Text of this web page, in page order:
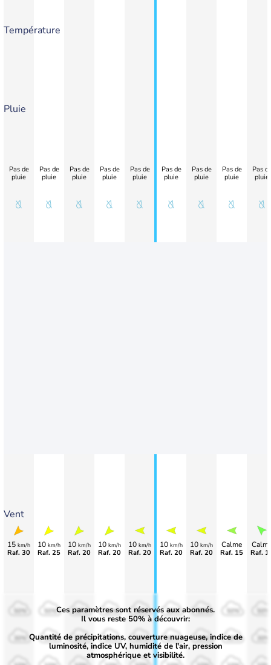
Température
Pluie
Vent
Pas de
pluie
15 km/h
Raf. 30
Pas de
pluie
10 km/h
Raf. 25
Pas de
pluie
10 km/h
Raf. 20
Pas de
pluie
10 km/h
Raf. 20
Pas de
pluie
10 km/h
Raf. 20
Pas de
pluie
10 km/h
Raf. 20
Pas de
pluie
10 km/h
Raf. 20
Pas de
pluie
Calme
Raf. 15
Pas
pluie
Raf.
50%
30%
50%
30%
50%
30%
50%
30%
50%
30%
50%
30%
50%
30%
Ces paramètres sont réservés aux abonnés.
Il vous reste 50% à découvrir:
Quantité de précipitations, couverture nuageuse, indice de
luminosité, indice UV, humidité de l'air, pression
atmosphérique et visibilité.